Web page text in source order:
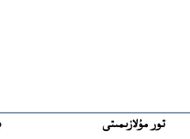
تور مۇلازىمىتى